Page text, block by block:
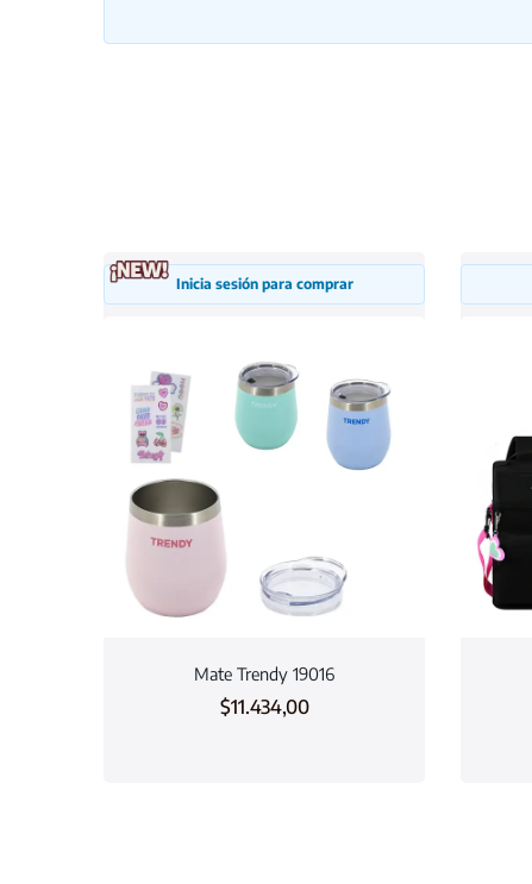
Inicia sesión para comprar
Mate Trendy 19016
$11.434,00